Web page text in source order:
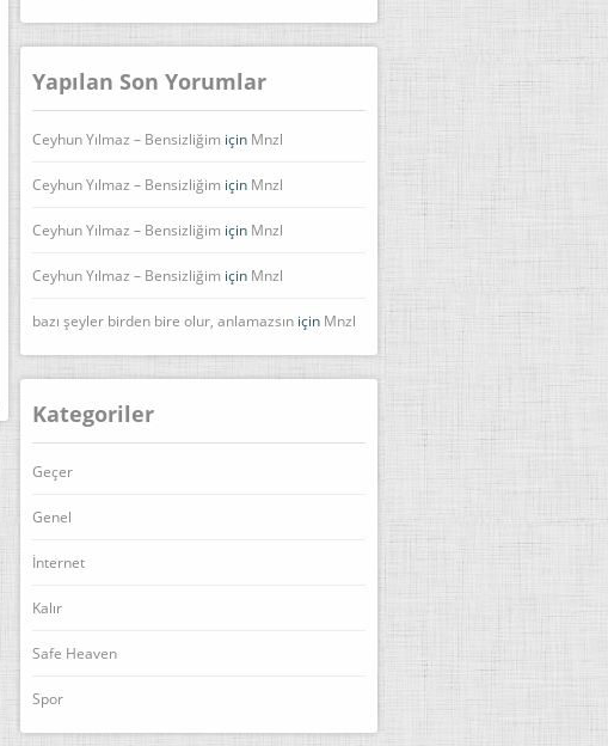
Yapılan Son Yorumlar
Ceyhun Yılmaz – Bensizliğim için Mnzl
Ceyhun Yılmaz – Bensizliğim için Mnzl
Ceyhun Yılmaz – Bensizliğim için Mnzl
Ceyhun Yılmaz – Bensizliğim için Mnzl
bazı şeyler birden bire olur, anlamazsın için Mnzl
Kategoriler
Geçer
Genel
İnternet
Kalır
Safe Heaven
Spor